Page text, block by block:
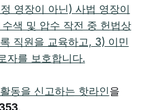
영장이 아닌) 사법 영장이
색 및 압수 작전 중 헌법상
직원을 교육하고, 3) 이민
자를 보호합니다.
동을 신고하는 핫라인을